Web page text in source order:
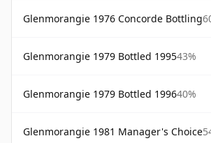
Glenmorangie 1976 Concorde Bottling
Glenmorangie 1979 Bottled 199543%
Glenmorangie 1979 Bottled 199640%
Glenmorangie 1981 Manager's Choice